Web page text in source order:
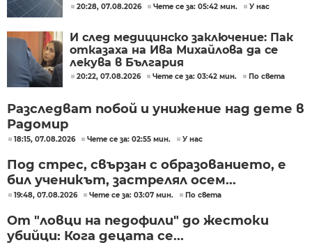
20:28, 07.08.2026 Чете се за: 05:42 мин. У нас
И след медицинско заключение: Пак
отказаха на Ива Михайлова да се
лекува в България
20:22, 07.08.2026 Чете се за: 03:42 мин. По света
Разследват побой и унижение над дете в
Радомир
18:15, 07.08.2026 Чете се за: 02:55 мин. У нас
Под стрес, свързан с образованието, е
бил ученикът, застрелял осем...
19:48, 07.08.2026 Чете се за: 03:07 мин. По света
От "ловци на педофили" до жестоки
убийци: Кога децата се...